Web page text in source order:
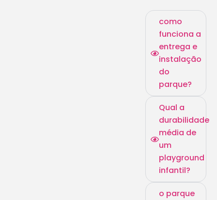
como
funciona a
entrega e
instalação
do
parque?
Qual a
durabilidade
média de
um
playground
infantil?
o parque